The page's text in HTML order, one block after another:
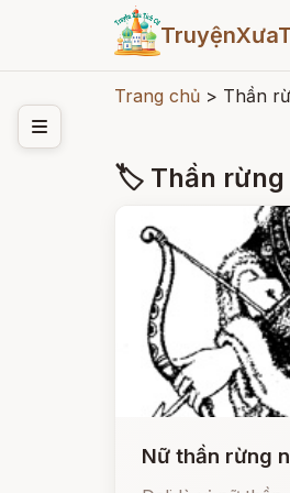
Trang chủ > Thần
🏷 Thần rừng
Nữ thần rừng